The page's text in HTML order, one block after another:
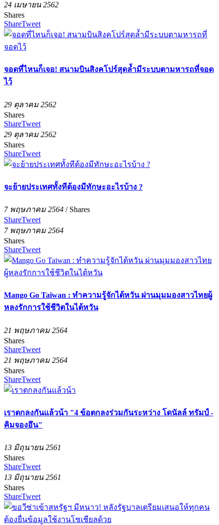
24 เมษายน 2562
Shares
ShareTweet
จอดที่ไหนก็เจอ! สนามบินสิงคโปร์สุดล้ำมีระบบตามหารถที่จอด
ไว้
29 ตุลาคม 2562
Shares
ShareTweet
29 ตุลาคม 2562
Shares
ShareTweet
จะย้ายประเทศทั้งทีต้องมีทักษะอะไรบ้าง ?
7 พฤษภาคม 2564 / Shares
ShareTweet
7 พฤษภาคม 2564
Shares
ShareTweet
Mango Go Taiwan : ทำความรู้จักไต้หวัน ผ่านมุมมองสาวไทยผู้
หลงรักการใช้ชีวิตในไต้หวัน
21 พฤษภาคม 2564
Shares
ShareTweet
21 พฤษภาคม 2564
Shares
ShareTweet
เราตกลงกันแล้วน้า "4 ข้อตกลงร่วมกันระหว่าง โดนัลล์ ทรัมป์ -
คิมจองอึน"
13 มิถุนายน 2561
Shares
ShareTweet
13 มิถุนายน 2561
Shares
ShareTweet